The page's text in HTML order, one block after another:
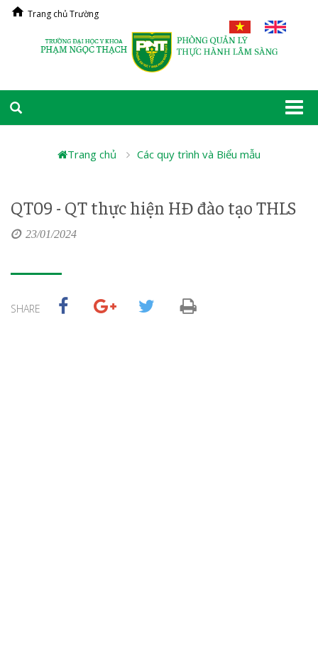
Trang chủ Trường
Trang chủ Các quy trình và Biểu mẫu
QT09 - QT thực hiện HĐ đào tạo THLS
23/01/2024
SHARE